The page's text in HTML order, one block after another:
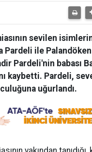
sevilen
Pardeli ile
Pardeli'nin babası
kaybetti. Pardeli,
uğurlandı.